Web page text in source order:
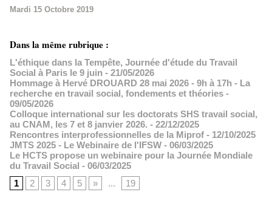
Mardi 15 Octobre 2019
Dans la même rubrique :
L'éthique dans la Tempête, Journée d'étude du Travail
Social à Paris le 9 juin - 21/05/2026
Hommage à Hervé DROUARD 28 mai 2026 - 9h à 17h - La
recherche en travail social, fondements et théories -
09/05/2026
Colloque international sur les doctorats SHS travail social,
au CNAM, les 7 et 8 janvier 2026. - 22/12/2025
Rencontres interprofessionnelles de la Miprof - 12/10/2025
JMTS 2025 - Le Webinaire de l'IFSW - 06/03/2025
Le HCTS propose un webinaire pour la Journée Mondiale
du Travail Social - 06/03/2025
1
2 3 4 5 » ... 19